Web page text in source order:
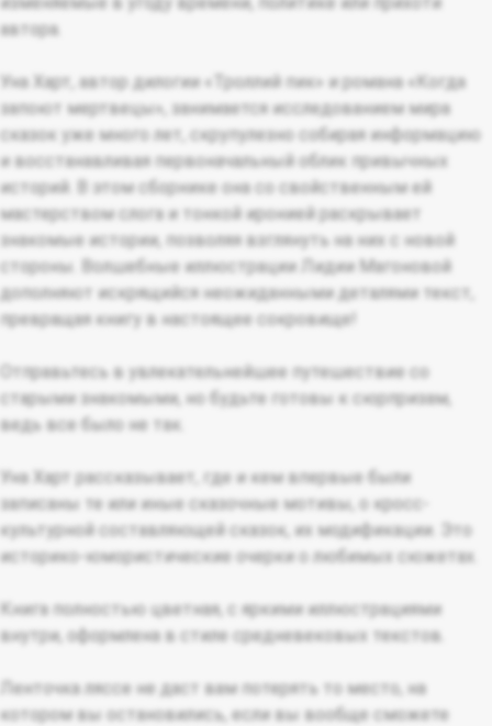
автора.
Уна Харт, автор дилогии «Троллий пик» и романа «Когда
запоют мертвецы», занимается исследованием мира
сказок уже много лет, скрупулезно собирая информацию
и восстанавливая первоначальный облик привычных
историй. В этом сборнике она со свойственным ей
мастерством слога и тонкой иронией раскрывает
знакомые истории, позволяя взглянуть на них с новой
стороны. Волшебные иллюстрации Лидии Магоновой
дополняют искрящийся неожиданными деталями текст,
превращая книгу в настоящее сокровище!
Отправьтесь в увлекательнейшее путешествие со
старыми знакомыми, но будьте готовы к сюрпризам,
ведь все было не так.
Уна Харт рассказывает, где и кем впервые были
записаны те или иные сказочные мотивы, о кросс-
культурной составляющей сказок, их модификации. Это
историко-юмористические очерки о любимых сюжетах.
Книга полностью цветная, с яркими иллюстрациями
внутри, оформлена в стиле средневековых текстов.
Ленточка ляссе не даст вам потерять то место, на
котором вы остановились, если вы вообще сможете